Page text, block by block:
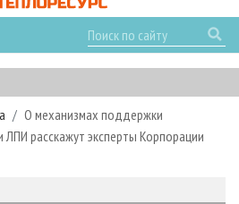
О механизмах поддержки
расскажут эксперты Корпорации